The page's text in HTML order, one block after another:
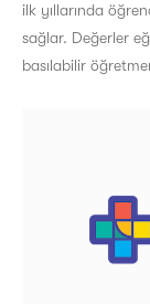
ilk yıllarında
sağlar. Değerler
basılabilir